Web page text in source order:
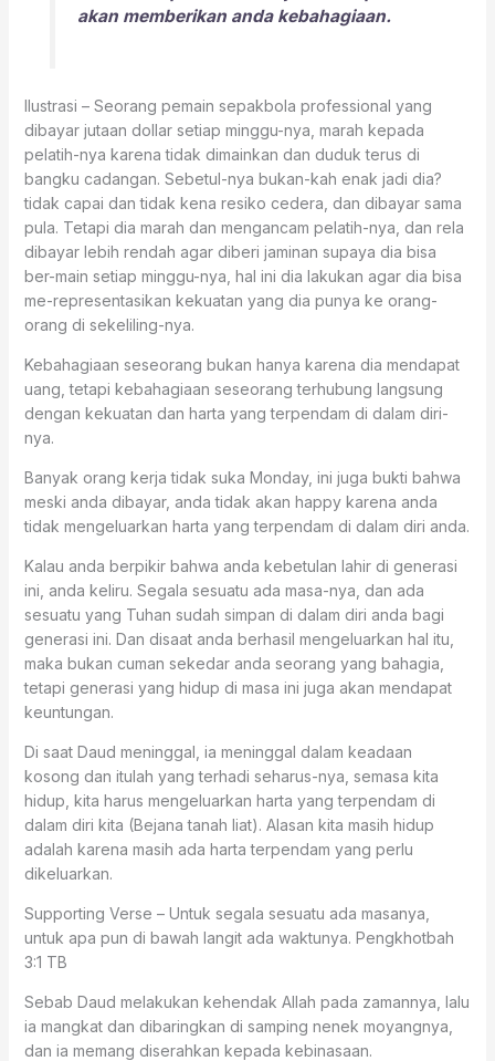
akan memberikan anda kebahagiaan.
Ilustrasi – Seorang pemain sepakbola professional yang
dibayar jutaan dollar setiap minggu-nya, marah kepada
pelatih-nya karena tidak dimainkan dan duduk terus di
bangku cadangan. Sebetul-nya bukan-kah enak jadi dia?
tidak capai dan tidak kena resiko cedera, dan dibayar sama
pula. Tetapi dia marah dan mengancam pelatih-nya, dan rela
dibayar lebih rendah agar diberi jaminan supaya dia bisa
ber-main setiap minggu-nya, hal ini dia lakukan agar dia bisa
me-representasikan kekuatan yang dia punya ke orang-
orang di sekeliling-nya.
Kebahagiaan seseorang bukan hanya karena dia mendapat
uang, tetapi kebahagiaan seseorang terhubung langsung
dengan kekuatan dan harta yang terpendam di dalam diri-
nya.
Banyak orang kerja tidak suka Monday, ini juga bukti bahwa
meski anda dibayar, anda tidak akan happy karena anda
tidak mengeluarkan harta yang terpendam di dalam diri anda.
Kalau anda berpikir bahwa anda kebetulan lahir di generasi
ini, anda keliru. Segala sesuatu ada masa-nya, dan ada
sesuatu yang Tuhan sudah simpan di dalam diri anda bagi
generasi ini. Dan disaat anda berhasil mengeluarkan hal itu,
maka bukan cuman sekedar anda seorang yang bahagia,
tetapi generasi yang hidup di masa ini juga akan mendapat
keuntungan.
Di saat Daud meninggal, ia meninggal dalam keadaan
kosong dan itulah yang terhadi seharus-nya, semasa kita
hidup, kita harus mengeluarkan harta yang terpendam di
dalam diri kita (Bejana tanah liat). Alasan kita masih hidup
adalah karena masih ada harta terpendam yang perlu
dikeluarkan.
Supporting Verse – Untuk segala sesuatu ada masanya,
untuk apa pun di bawah langit ada waktunya. Pengkhotbah
3:1 TB
Sebab Daud melakukan kehendak Allah pada zamannya, lalu
ia mangkat dan dibaringkan di samping nenek moyangnya,
dan ia memang diserahkan kepada kebinasaan.